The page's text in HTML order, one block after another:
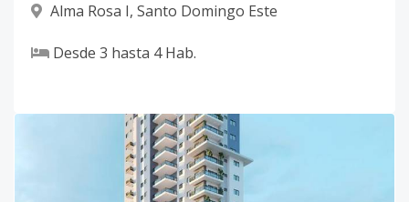
Alma Rosa I, Santo Domingo Este
Desde 3 hasta 4Hab.